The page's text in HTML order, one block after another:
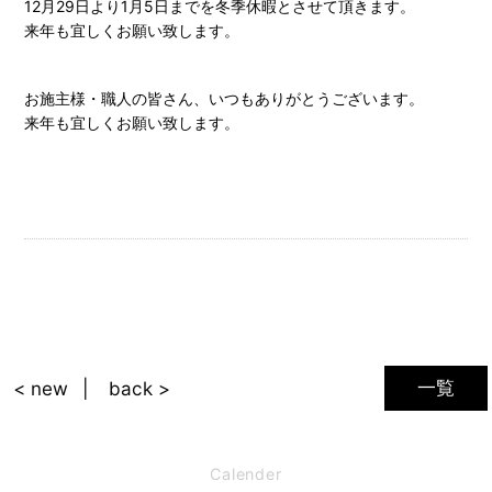
12月29日より1月5日までを冬季休暇とさせて頂きます。
来年も宜しくお願い致します。
お施主様・職人の皆さん、いつもありがとうございます。
来年も宜しくお願い致します。
一覧
< new back >
Calender